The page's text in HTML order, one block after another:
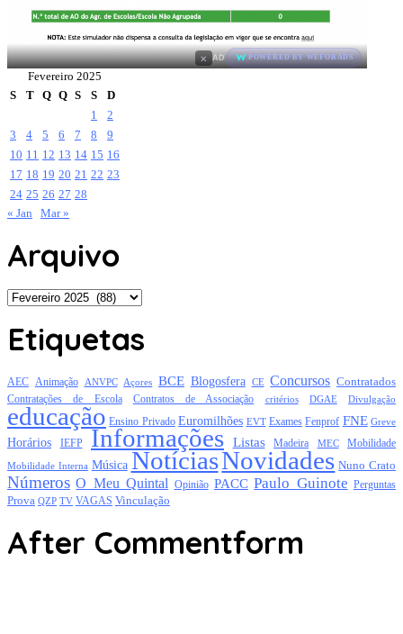
× AD POWERED BY WEFORADS
Fevereiro 2025
S
T Q Q S S
D
1
2
3
4 5 6 7 8
9
10 11 12 13 14 15 16
17 18 19 20 21 22 23
24 25 26 27 28
« Jan
Mar »
Arquivo
Arquivo
Etiquetas
AEC Animação ANVPC Açores BCE Blogosfera CE Concursos Contratados
Contratações de Escola Contratos de Associação critérios DGAE Divulgação
educação Ensino Privado Euromilhões EVT Exames Fenprof FNE Greve
Horários IEFP Informações Listas Madeira MEC Mobilidade
Mobilidade Interna Música NotíciasNovidades Nuno Crato
Números O Meu Quintal Opinião PACC Paulo Guinote Perguntas
Prova QZP TV VAGAS Vinculação
After Commentform